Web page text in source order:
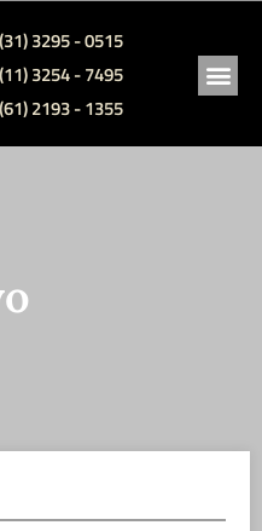
(31) 3295 - 0515
(11) 3254 - 7495
(61) 2193 - 1355